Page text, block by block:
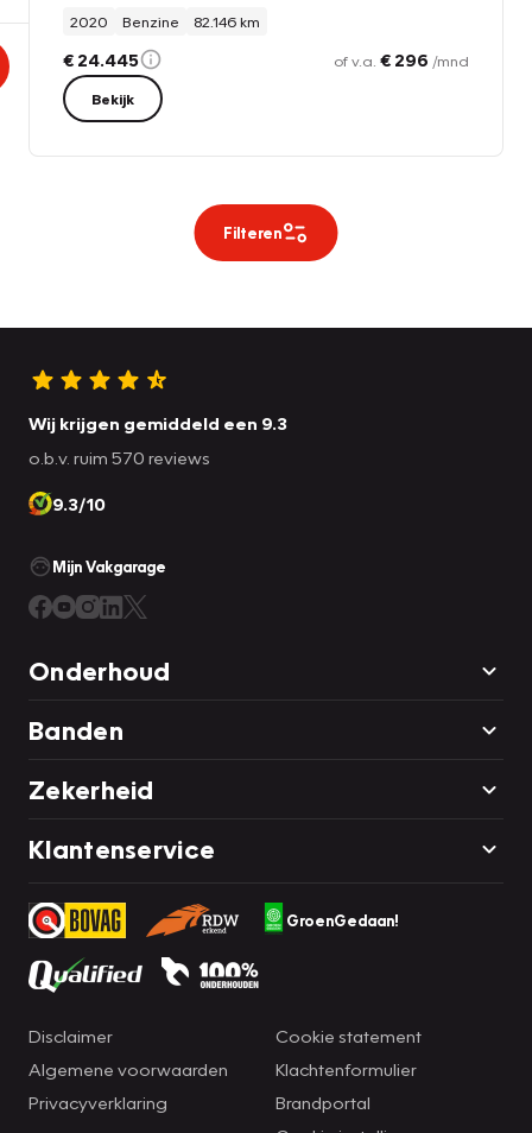
2020
Benzine 82.146 km
€ 24.445 of v.a. € 296 /mnd
Bekijk
Filteren
Wij krijgen gemiddeld een 9.3
o.b.v. ruim 570 reviews
9.3/10
Mijn Vakgarage
Onderhoud
Banden
Zekerheid
Klantenservice
GroenGedaan!
Disclaimer
Algemene voorwaarden
Privacyverklaring
Cookie statement
Klachtenformulier
Brandportal